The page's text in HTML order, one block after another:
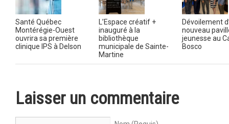
Santé Québec
Montérégie-Ouest
ouvrira sa première
clinique IPS à Delson
L’Espace créatif +
inauguré à la
bibliothèque
municipale de Sainte-
Martine
Dévoilement
nouveau
jeunesse au
Bosco
Laisser un commentaire